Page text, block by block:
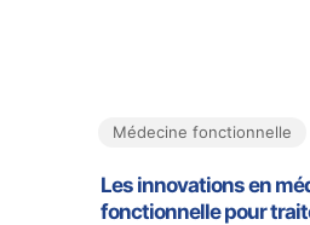
Médecine fonctionnelle
Les innovations en
fonctionnelle pour